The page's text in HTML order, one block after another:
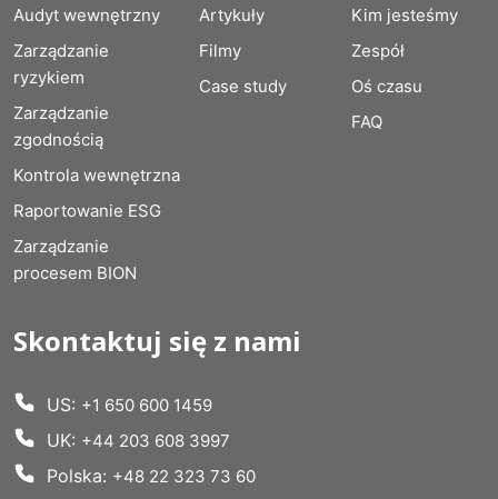
Audyt wewnętrzny
Zarządzanie
ryzykiem
Zarządzanie
zgodnością
Kontrola wewnętrzna
Raportowanie ESG
Zarządzanie
procesem BION
Artykuły
Filmy
Case study
Kim jesteśmy
Zespół
Oś czasu
FAQ
Skontaktuj się z nami
US: +1 650 600 1459
UK: +44 203 608 3997
Polska: +48 22 323 73 60